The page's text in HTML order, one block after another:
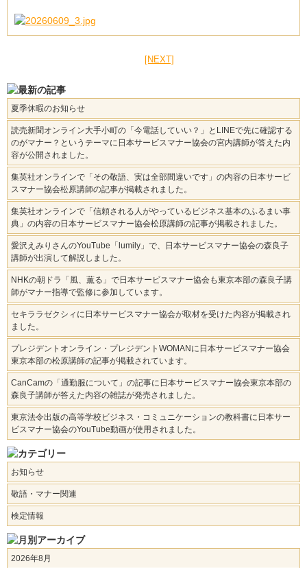
[NEXT]
夏季休暇のお知らせ
読売新聞オンライン大手小町の「今電話していい？」とLINEで先に確認する
のがマナー？というテーマに日本サービスマナー協会の宮内講師が答えた内
容が公開されました。
集英社オンラインで「その敬語、実は全部間違いです」の内容の日本サービ
スマナー協会松原講師の記事が掲載されました。
集英社オンラインで「信頼される人がやっているビジネス基本のふるまい事
典」の内容の日本サービスマナー協会松原講師の記事が掲載されました。
愛沢えみりさんのYouTube「lumily」で、日本サービスマナー協会の森良子
講師が出演して解説しました。
NHKの朝ドラ「風、薫る」で日本サービスマナー協会も東京本部の森良子講
師がマナー指導で監修に参加しています。
セキララゼクシィに日本サービスマナー協会が取材を受けた内容が掲載され
ました。
プレジデントオンライン・プレジデントWOMANに日本サービスマナー協会
東京本部の松原講師の記事が掲載されています。
CanCamの「通勤服について」の記事に日本サービスマナー協会東京本部の
森良子講師が答えた内容の雑誌が発売されました。
東京法令出版の高等学校ビジネス・コミュニケーションの教科書に日本サー
ビスマナー協会のYouTube動画が使用されました。
お知らせ
敬語・マナー関連
検定情報
2026年8月